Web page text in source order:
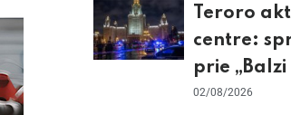
Teroro
centre:
prie „Balzi
restorano,
02/08/2026